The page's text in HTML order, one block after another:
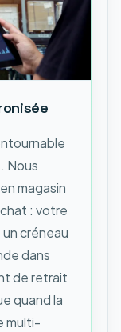
Nous
magasin
: votre
créneau
dans
de retrait
quand la
multi-